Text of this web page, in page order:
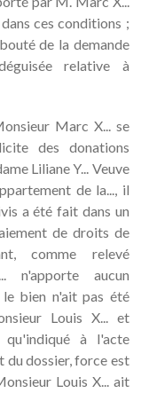
ces conditions ;
de la demande
relative à
Marc X... se
des donations
Liliane Y... Veuve
de la..., il
a été fait dans un
de droits de
comme relevé
n'apporte aucun
bien n'ait pas été
Louis X... et
qu'indiqué à l'acte
du dossier, force est
Louis X... ait